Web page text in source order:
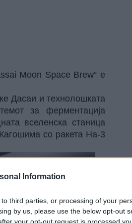
Information
third parties, or processing of your
by us, please use the below opt-out
Moon Space Brew“ е
Дасаи и технолошката
за ферментација
вселенска станица
со ракета Ha-3